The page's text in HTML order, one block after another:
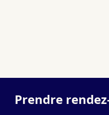
Prendre